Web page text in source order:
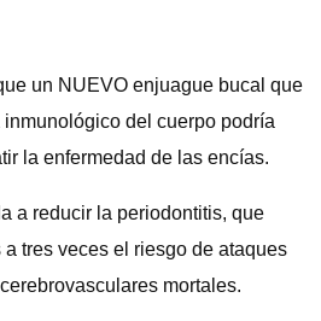
un NUEVO enjuague bucal que
del cuerpo podría
la enfermedad de las encías.
a reducir la periodontitis, que
tres veces el riesgo de ataques
mortales.